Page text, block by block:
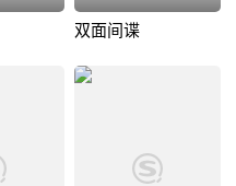
双面间谍